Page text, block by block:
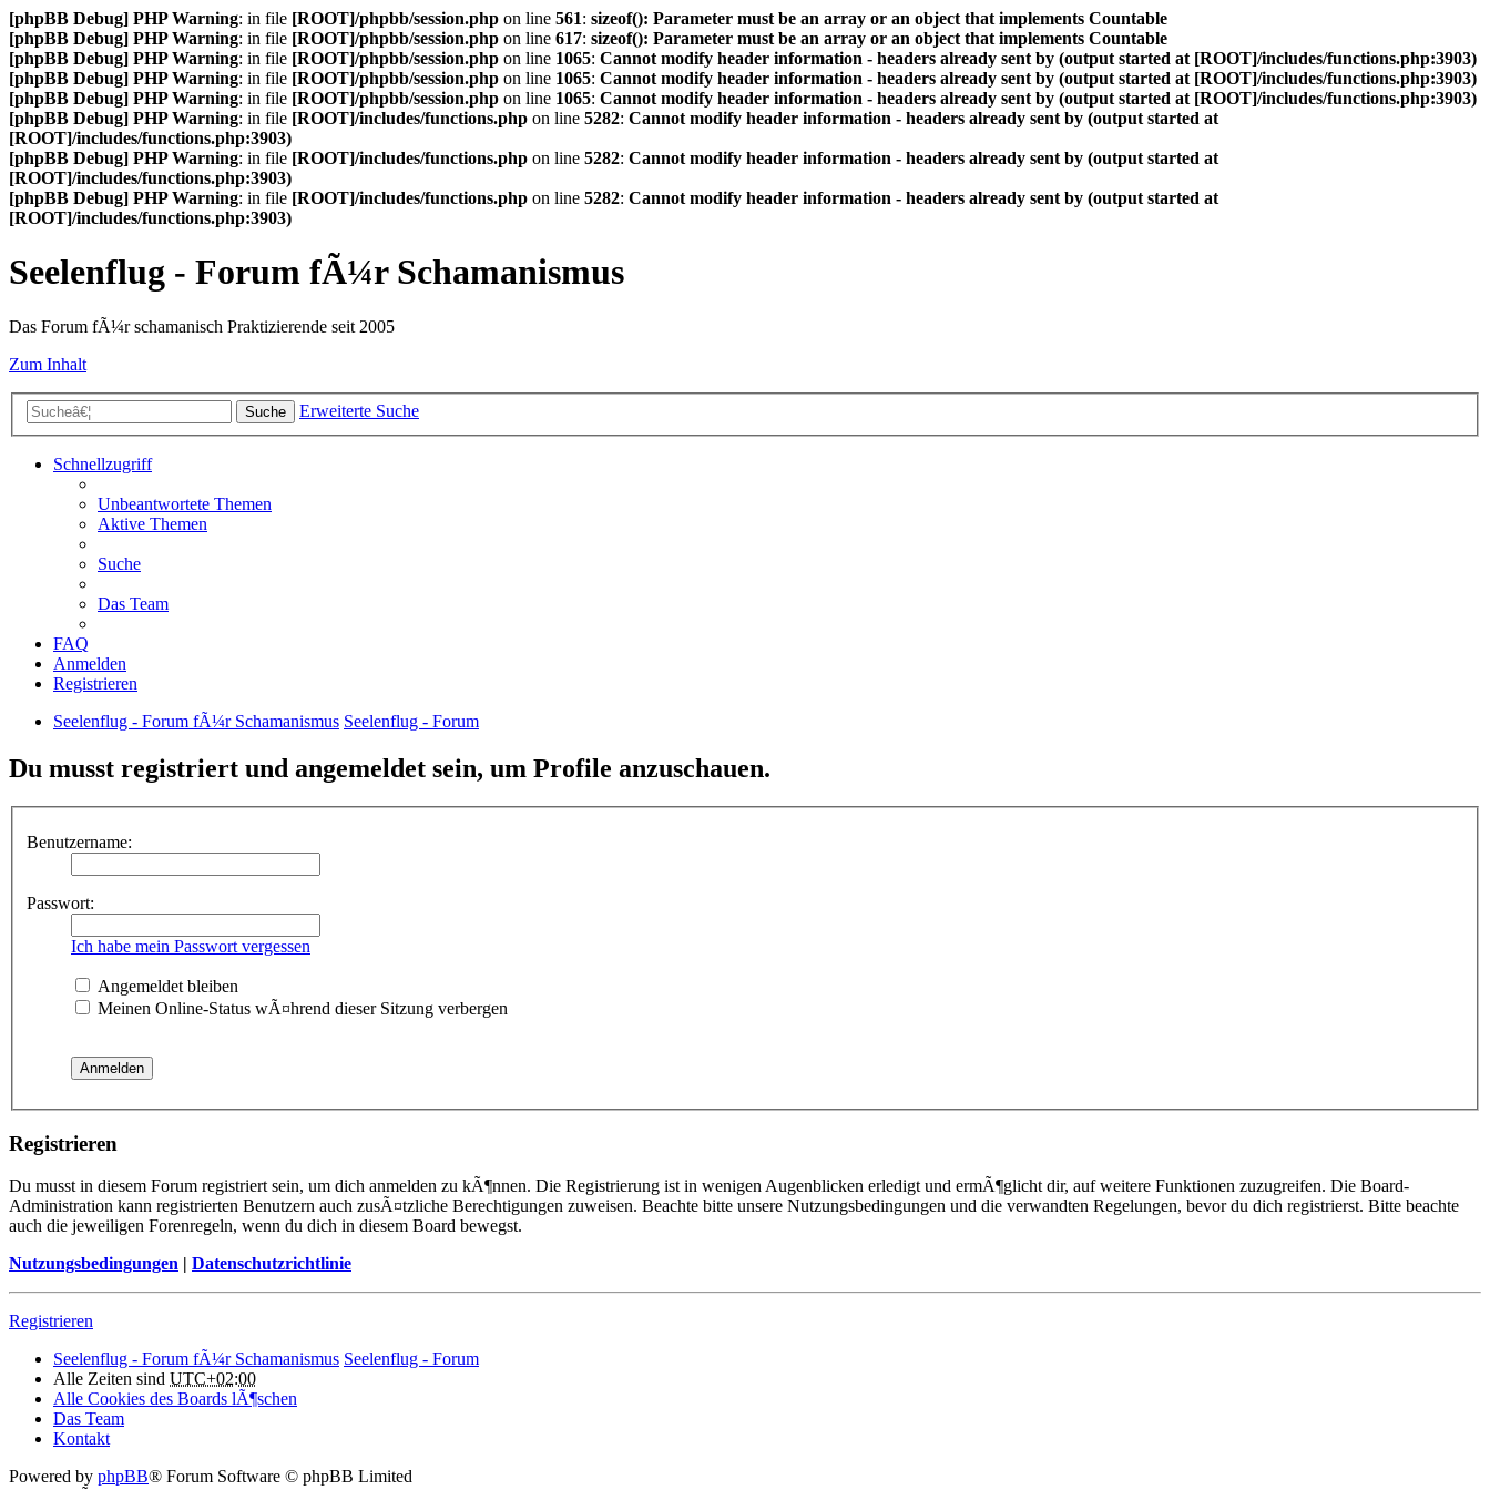
[phpBB Debug] PHP Warning: in file [ROOT]/phpbb/session.php on line 561: sizeof(): Parameter must be an array or an object that implements Countable
[phpBB Debug] PHP Warning: in file [ROOT]/phpbb/session.php on line 617: sizeof(): Parameter must be an array or an object that implements Countable
[phpBB Debug] PHP Warning: in file [ROOT]/phpbb/session.php on line 1065: Cannot modify header information - headers already sent by (output started at [ROOT]/includes/functions.php:3903)
[phpBB Debug] PHP Warning: in file [ROOT]/phpbb/session.php on line 1065: Cannot modify header information - headers already sent by (output started at [ROOT]/includes/functions.php:3903)
[phpBB Debug] PHP Warning: in file [ROOT]/phpbb/session.php on line 1065: Cannot modify header information - headers already sent by (output started at [ROOT]/includes/functions.php:3903)
[phpBB Debug] PHP Warning: in file [ROOT]/includes/functions.php on line 5282: Cannot modify header information - headers already sent by (output started at
[ROOT]/includes/functions.php:3903)
[phpBB Debug] PHP Warning: in file [ROOT]/includes/functions.php on line 5282: Cannot modify header information - headers already sent by (output started at
[ROOT]/includes/functions.php:3903)
[phpBB Debug] PHP Warning: in file [ROOT]/includes/functions.php on line 5282: Cannot modify header information - headers already sent by (output started at
[ROOT]/includes/functions.php:3903)
Seelenflug - Forum fÃ¼r Schamanismus
Das Forum fÃ¼r schamanisch Praktizierende seit 2005
Zum Inhalt
Suche Erweiterte Suche
Schnellzugriff
Unbeantwortete Themen
Aktive Themen
Suche
Das Team
FAQ
Anmelden
Registrieren
Seelenflug - Forum fÃ¼r Schamanismus Seelenflug - Forum
Du musst registriert und angemeldet sein, um Profile anzuschauen.
Benutzername:
Passwort:
Ich habe mein Passwort vergessen
Angemeldet bleiben
Meinen Online-Status wÃ¤hrend dieser Sitzung verbergen
Registrieren
Du musst in diesem Forum registriert sein, um dich anmelden zu kÃ¶nnen. Die Registrierung ist in wenigen Augenblicken erledigt und ermÃ¶glicht dir, auf weitere Funktionen zuzugreifen. Die Board-
Administration kann registrierten Benutzern auch zusÃ¤tzliche Berechtigungen zuweisen. Beachte bitte unsere Nutzungsbedingungen und die verwandten Regelungen, bevor du dich registrierst. Bitte beachte
auch die jeweiligen Forenregeln, wenn du dich in diesem Board bewegst.
Nutzungsbedingungen | Datenschutzrichtlinie
Registrieren
Seelenflug - Forum fÃ¼r Schamanismus Seelenflug - Forum
Alle Zeiten sind UTC+02:00
Alle Cookies des Boards lÃ¶schen
Das Team
Kontakt
Powered by phpBB® Forum Software © phpBB Limited